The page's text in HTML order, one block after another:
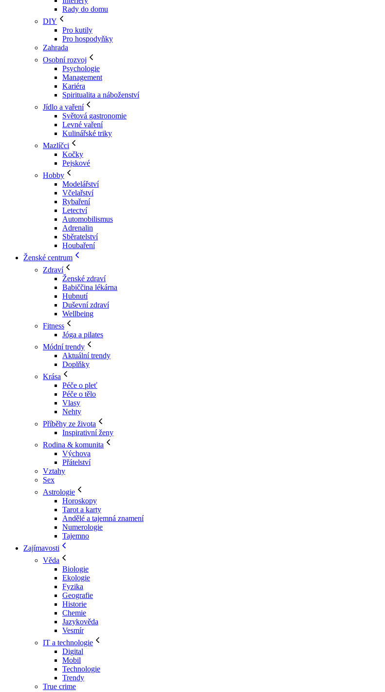
Rady do domu
DIY
Pro kutily
Pro hospodyňky
Zahrada
Osobní rozvoj
Psychologie
Management
Kariéra
Spiritualita a náboženství
Jídlo a vaření
Světová gastronomie
Levné vaření
Kulinářské triky
Mazlíčci
Kočky
Pejskové
Hobby
Modelářství
Včelařství
Rybaření
Letectví
Automobilismus
Adrenalin
Sběratelství
Houbaření
Ženské centrum
Zdraví
Ženské zdraví
Babiččina lékárna
Hubnutí
Duševní zdraví
Wellbeing
Fitness
Jóga a pilates
Módní trendy
Aktuální trendy
Doplňky
Krása
Péče o pleť
Péče o tělo
Vlasy
Nehty
Příběhy ze života
Inspirativní ženy
Rodina & komunita
Výchova
Přátelství
Vztahy
Sex
Astrologie
Horoskopy
Tarot a karty
Andělé a tajemná znamení
Numerologie
Tajemno
Zajímavosti
Věda
Biologie
Ekologie
Fyzika
Geografie
Historie
Chemie
Jazykověda
Vesmír
IT a technologie
Digital
Mobil
Technologie
Trendy
True crime